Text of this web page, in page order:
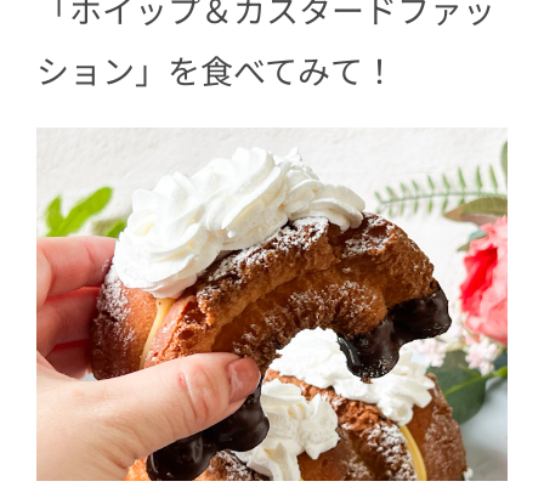
「ホイップ＆カスタードファッ
ション」を食べてみて！